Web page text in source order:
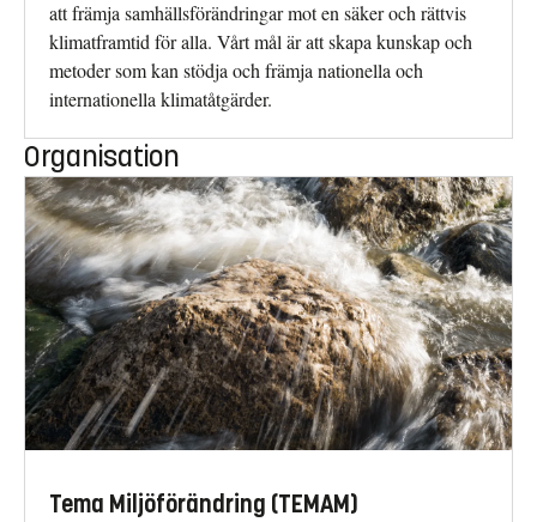
att främja samhällsförändringar mot en säker och rättvis
klimatframtid för alla. Vårt mål är att skapa kunskap och
metoder som kan stödja och främja nationella och
internationella klimatåtgärder.
Organisation
Tema Miljöförändring (TEMAM)